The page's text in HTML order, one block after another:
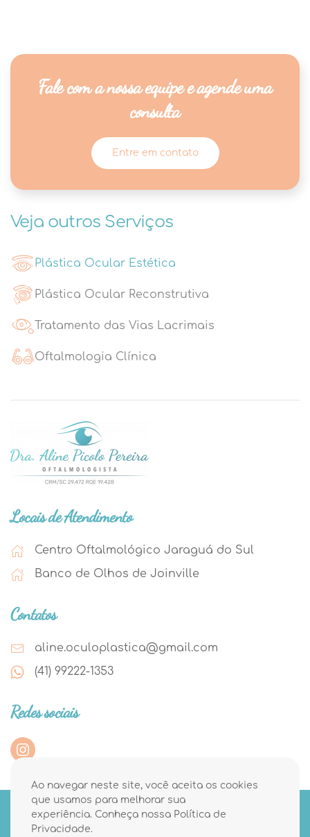
Fale com a nossa equipe e agende uma
consulta
Entre em contato
Veja outros Serviços
Plástica Ocular Estética
Plástica Ocular Reconstrutiva
Tratamento das Vias Lacrimais
Oftalmologia Clínica
Locais de Atendimento
Centro Oftalmológico Jaraguá do Sul
Banco de Olhos de Joinville
Contatos
aline.oculoplastica@gmail.com
(41) 99222-1353
Redes sociais
© 2021 Dra. Aline Picolo - Todos os Direitos Reservados |
Ao navegar neste site, você aceita os cookies
que usamos para melhorar sua
experiência. Conheça nossa Política de
Privacidade.